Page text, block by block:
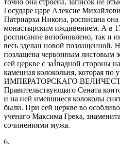
Государе царе Алексие
Патриарха Никона, росписана
монастырским иждивением. А в
росписание возобновлено, так и
весь зделан новой позлащенной.
позлащена червонным листовым
сей церкве с за падной стороны
каменная колокольня, которая по
ИМПЕРАТОРСКАГО
Правительствующаго Сената
и на ней имевшиеся колоколы
были. При сей церкве во
ученаго Максима Грека,
сочинениями мужа.
6.